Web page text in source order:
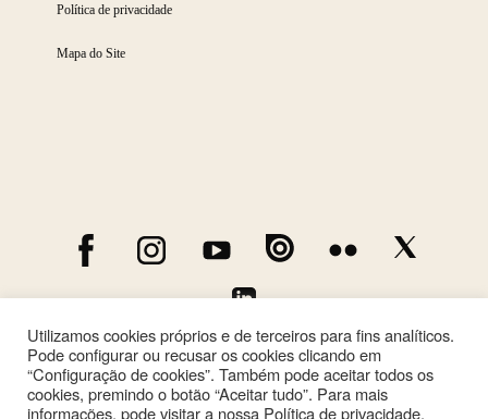
Política de privacidade
Mapa do Site
Utilizamos cookies próprios e de terceiros para fins analíticos.
Pode configurar ou recusar os cookies clicando em
“Configuração de cookies”. Também pode aceitar todos os
cookies, premindo o botão “Aceitar tudo”. Para mais
informações, pode visitar a nossa Política de privacidade.